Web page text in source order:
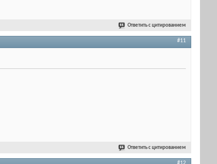
Ответить с цитированием
#11
Ответить с цитированием